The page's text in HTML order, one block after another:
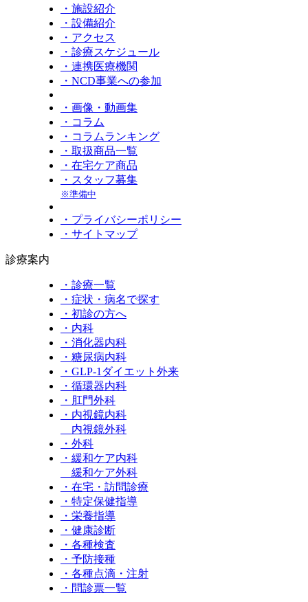
・施設紹介
・設備紹介
・アクセス
・診療スケジュール
・連携医療機関
・NCD事業への参加
・画像・動画集
・コラム
・コラムランキング
・取扱商品一覧
・在宅ケア商品
・スタッフ募集
※準備中
・プライバシーポリシー
・サイトマップ
診療案内
・診療一覧
・症状・病名で探す
・初診の方へ
・内科
・消化器内科
・糖尿病内科
・GLP‐1ダイエット外来
・循環器内科
・肛門外科
・内視鏡内科
内視鏡外科
・外科
・緩和ケア内科
緩和ケア外科
・在宅・訪問診療
・特定保健指導
・栄養指導
・健康診断
・各種検査
・予防接種
・各種点滴・注射
・問診票一覧